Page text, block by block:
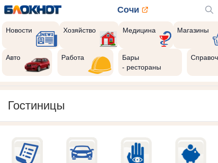
Сочи
Новости Хозяйство Медицина Магазины
Авто Работа
Бары
- рестораны
Гостиницы